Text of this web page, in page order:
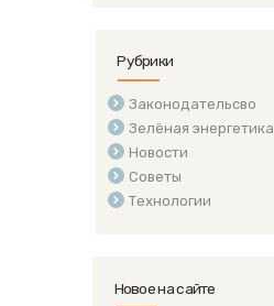
Рубрики
Законодательсво
Зелёная энергетика
Новости
Советы
Технологии
Новое на сайте